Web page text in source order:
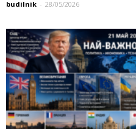
budilnik - 28/05/2026